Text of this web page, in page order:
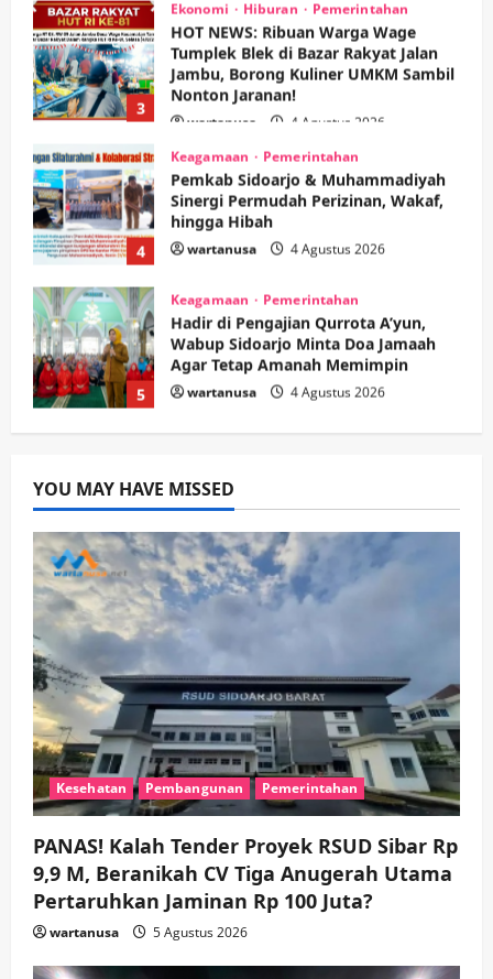
4
Keagamaan Pemerintahan
Pemkab Sidoarjo & Muhammadiyah
Sinergi Permudah Perizinan, Wakaf,
hingga Hibah
wartanusa
5
Keagamaan Pemerintahan
Hadir di Pengajian Qurrota A’yun,
Wabup Sidoarjo Minta Doa Jamaah
Agar Tetap Amanah Memimpin
wartanusa 4 Agustus 2026
1
Kesehatan Pembangunan
Pemerintahan
PANAS! Kalah Tender Proyek RSUD
Sibar Rp 9,9 M, Beranikah CV Tiga
Anugerah Utama Pertaruhkan
Jaminan Rp 100 Juta?
wartanusa 5 Agustus 2026
2
PWI dan Sapma PP Sidoarjo
Memanaskan Mesin Menuju Piala
wartanusa 5 Agustus 2026
3
Ekonomi Hiburan Pemerintahan
HOT NEWS: Ribuan Warga Wage
Tumplek Blek di Bazar Rakyat Jalan
Jambu, Borong Kuliner UMKM Sambil
wartanusa 4 Agustus 2026
Keagamaan Pemerintahan
Pemkab Sidoarjo & Muhammadiyah
Sinergi Permudah Perizinan, Wakaf,
hingga Hibah
5
Keagamaan Pemerintahan
Hadir di Pengajian Qurrota A’yun,
Wabup Sidoarjo Minta Doa Jamaah
Agar Tetap Amanah Memimpin
wartanusa 4 Agustus 2026
YOU MAY HAVE MISSED
Kesehatan Pembangunan Pemerintahan
PANAS! Kalah Tender Proyek RSUD Sibar Rp
9,9 M, Beranikah CV Tiga Anugerah Utama
Pertaruhkan Jaminan Rp 100 Juta?
wartanusa 5 Agustus 2026